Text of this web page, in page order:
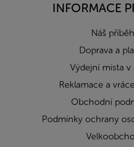
INFORMACE
Náš příběh
Doprava a
Výdejní místa v
Reklamace a
Obchodní
Podmínky ochrany